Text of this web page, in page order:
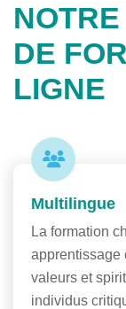
DE
LIGNE
Multilingue
La formation
apprentissage
valeurs et
individus